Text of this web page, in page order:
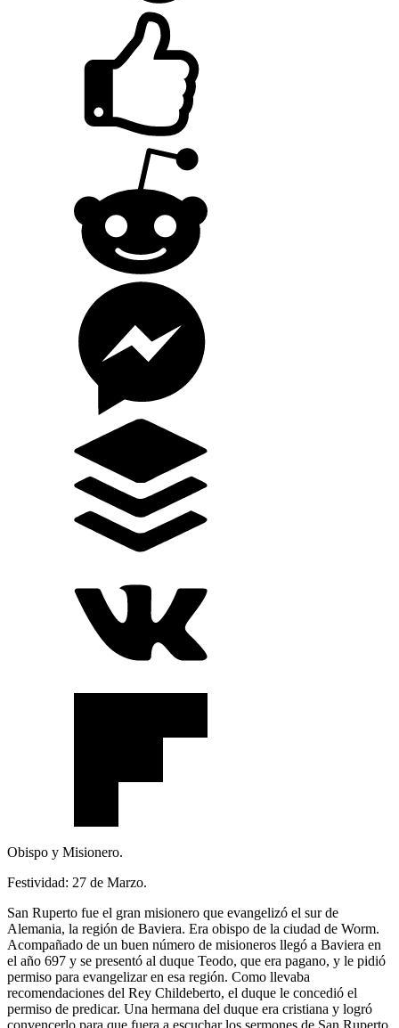
Obispo y Misionero.
Festividad: 27 de Marzo.
San Ruperto fue el gran misionero que evangelizó el sur de
Alemania, la región de Baviera. Era obispo de la ciudad de Worm.
Acompañado de un buen número de misioneros llegó a Baviera en
el año 697 y se presentó al duque Teodo, que era pagano, y le pidió
permiso para evangelizar en esa región. Como llevaba
recomendaciones del Rey Childeberto, el duque le concedió el
permiso de predicar. Una hermana del duque era cristiana y logró
convencerlo para que fuera a escuchar los sermones de San Ruperto,